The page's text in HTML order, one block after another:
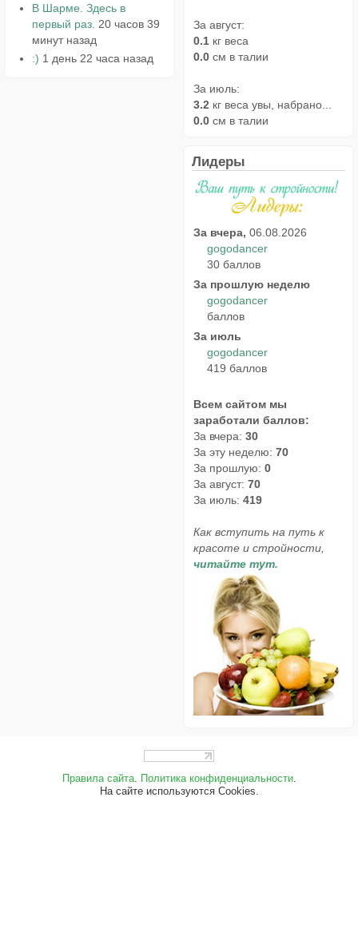
В Шарме. Здесь в
первый раз. 20 часов 39
минут назад
:) 1 день 22 часа назад
За август:
0.1 кг веса
0.0 см в талии
За июль:
3.2 кг веса увы, набрано...
0.0 см в талии
Лидеры
За вчера, 06.08.2026
gogodancer
30 баллов
За прошлую неделю
gogodancer
баллов
За июль
gogodancer
419 баллов
Всем сайтом мы
заработали баллов:
За вчера: 30
За эту неделю: 70
За прошлую: 0
За август: 70
За июль: 419
Как вступить на путь к
красоте и стройности,
читайте тут.
Правила сайта. Политика конфиденциальности.
На сайте используются Cookies.